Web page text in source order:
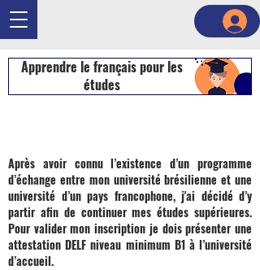
Apprendre le français pour les
études
Après avoir connu l’existence d’un programme
d’échange entre mon université brésilienne et une
université d’un pays francophone, j'ai décidé d’y
partir afin de continuer mes études supérieures.
Pour valider mon inscription je dois présenter une
attestation DELF niveau minimum B1 à l’université
d’accueil.